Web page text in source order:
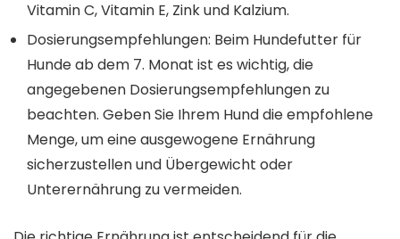
Vitamin C, Vitamin E, Zink und Kalzium.
Dosierungsempfehlungen: Beim Hundefutter für
Hunde ab dem 7. Monat ist es wichtig, die
angegebenen Dosierungsempfehlungen zu
beachten. Geben Sie Ihrem Hund die empfohlene
Menge, um eine ausgewogene Ernährung
sicherzustellen und Übergewicht oder
Unterernährung zu vermeiden.